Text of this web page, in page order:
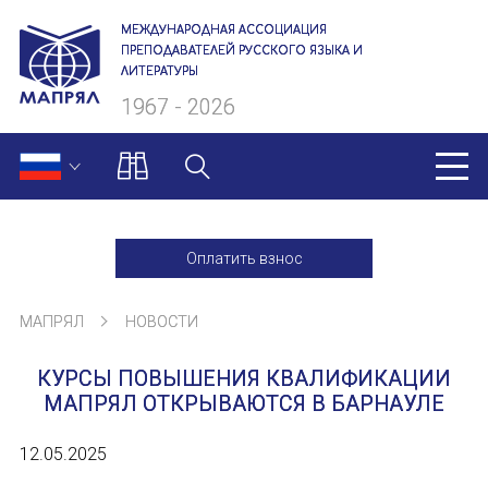
МЕЖДУНАРОДНАЯ АССОЦИАЦИЯ
ПРЕПОДАВАТЕЛЕЙ РУССКОГО ЯЗЫКА И
ЛИТЕРАТУРЫ
1967 - 2026
Оплатить взнос
О нас
Президиум
Ревизионная комиссия
МАПРЯЛ НОВОСТИ
КУРСЫ ПОВЫШЕНИЯ КВАЛИФИКАЦИИ
МАПРЯЛ ОТКРЫВАЮТСЯ В БАРНАУЛЕ
12.05.2025